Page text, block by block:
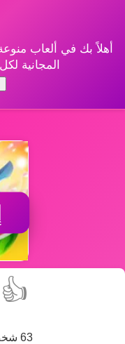
أهلاً بك في ألعاب
المجانية
👍
63 شخص أعجبهم هذه اللعبة، انضم إليهم!